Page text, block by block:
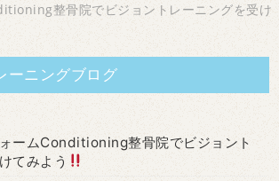
整骨院でビジョントレーニングを受け
ーニングブログ
ームConditioning整骨院でビジョント
てみよう